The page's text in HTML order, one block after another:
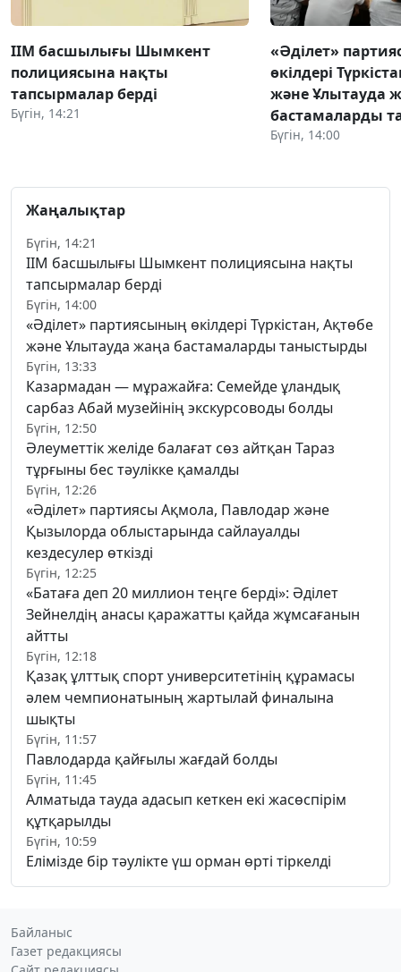
ІІМ басшылығы Шымкент
полициясына нақты
тапсырмалар берді
Бүгін, 14:21
«Әділет»
өкілдері
және Ұлытауда
бастамаларды
Бүгін, 14:00
Жаңалықтар
Бүгін, 14:21
ІІМ басшылығы Шымкент полициясына нақты
тапсырмалар берді
Бүгін, 14:00
«Әділет» партиясының өкілдері Түркістан, Ақтөбе
және Ұлытауда жаңа бастамаларды таныстырды
Бүгін, 13:33
Казармадан — мұражайға: Семейде ұландық
сарбаз Абай музейінің экскурсоводы болды
Бүгін, 12:50
Әлеуметтік желіде балағат сөз айтқан Тараз
тұрғыны бес тәулікке қамалды
Бүгін, 12:26
«Әділет» партиясы Ақмола, Павлодар және
Қызылорда облыстарында сайлауалды
кездесулер өткізді
Бүгін, 12:25
«Батаға деп 20 миллион теңге берді»: Әділет
Зейнелдің анасы қаражатты қайда жұмсағанын
айтты
Бүгін, 12:18
Қазақ ұлттық спорт университетінің құрамасы
әлем чемпионатының жартылай финалына
шықты
Бүгін, 11:57
Павлодарда қайғылы жағдай болды
Бүгін, 11:45
Алматыда тауда адасып кеткен екі жасөспірім
құтқарылды
Бүгін, 10:59
Елімізде бір тәулікте үш орман өрті тіркелді
Байланыс
Газет редакциясы